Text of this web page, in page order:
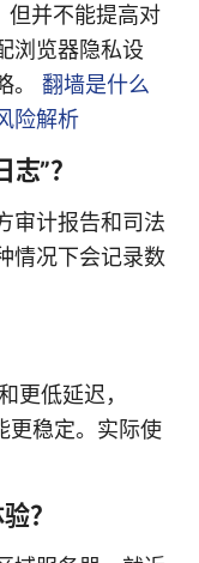
但并不能提高对
浏览器隐私设
。 翻墙是什么
险解析
”？
审计报告和司法
情况下会记录数
更低延迟，
更稳定。实际使
？